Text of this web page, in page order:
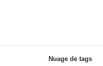
Nuage de tags